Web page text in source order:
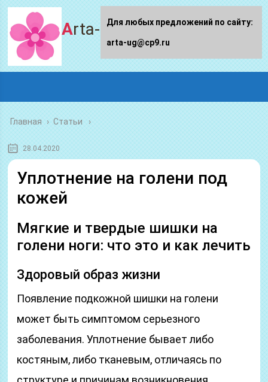
Arta-ug.ru
Главная › Статьи
28.04.2020
Уплотнение на голени под
кожей
Мягкие и твердые шишки на
голени ноги: что это и как лечить
Здоровый образ жизни
Появление подкожной шишки на голени
может быть симптомом серьезного
заболевания. Уплотнение бывает либо
костяным, либо тканевым, отличаясь по
Для любых предложений по сайту:
arta-ug@cp9.ru